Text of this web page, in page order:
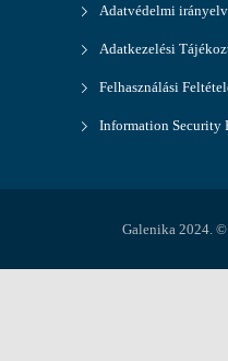
Adatvédelmi
Adatkezelési
Felhasználási
Information Security
Galenika 2024.